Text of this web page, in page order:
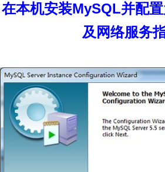
在本机安装MySQL并配
及网络服务